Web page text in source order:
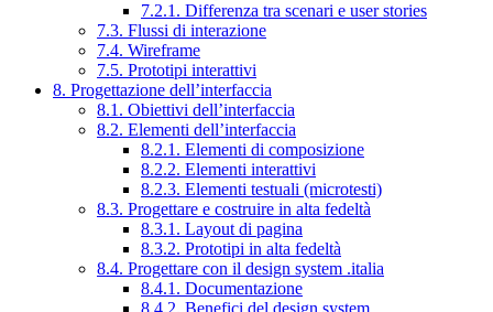
7.2.1. Differenza tra scenari e user stories
7.3. Flussi di interazione
7.4. Wireframe
7.5. Prototipi interattivi
8. Progettazione dell’interfaccia
8.1. Obiettivi dell’interfaccia
8.2. Elementi dell’interfaccia
8.2.1. Elementi di composizione
8.2.2. Elementi interattivi
8.2.3. Elementi testuali (microtesti)
8.3. Progettare e costruire in alta fedeltà
8.3.1. Layout di pagina
8.3.2. Prototipi in alta fedeltà
8.4. Progettare con il design system .italia
8.4.1. Documentazione
8.4.2. Benefici del design system